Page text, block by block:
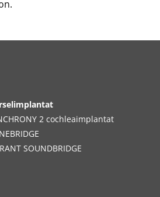
2 cochleaimplantat
SOUNDBRIDGE